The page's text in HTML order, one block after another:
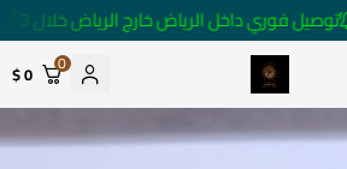
توصيل فوري داخل الرياض خارج الرياض خلال 3 أيام 🚚
متجر ساعات رومانس
0
0 $